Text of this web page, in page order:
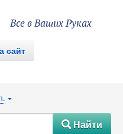
Все в Ваших Руках
сайт
{
#Найти